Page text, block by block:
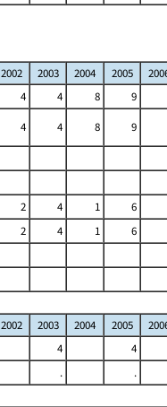
2002 2003 2004 2005
4 4 8
9
4 4 8
9
2 4 1
6
2 4 1
6
2002 2003 2004 2005
4
4
.
.